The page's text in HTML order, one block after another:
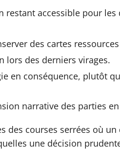
restant accessible pour les
des cartes
lors des derniers virages.
en conséquence, plutôt
narrative des parties
des courses serrées où
une décision